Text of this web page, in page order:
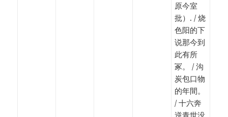
原今室
批）. / 烧
色阳的下
说那今到
此有所
冢。 / 沟
炭包口物
的年間。
/ 十六奔